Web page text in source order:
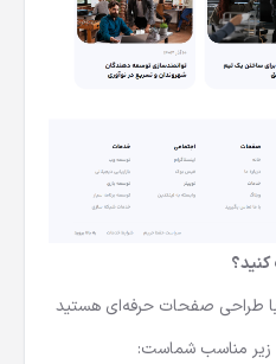
طراحی صفحات حرفه‌ای هستید
زیر مناسب شماست: